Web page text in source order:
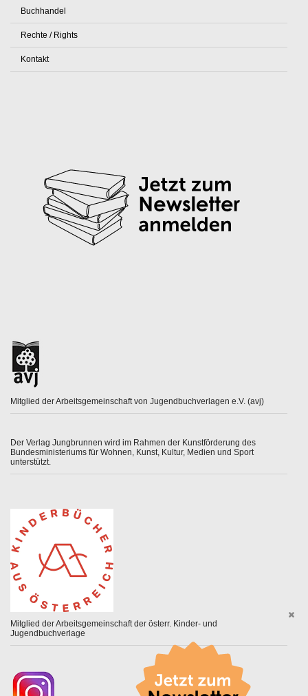
Buchhandel
Rechte / Rights
Kontakt
Mitglied der Arbeitsgemeinschaft von Jugendbuchverlagen e.V. (avj)
Der Verlag Jungbrunnen wird im Rahmen der Kunstförderung des
Bundesministeriums für Wohnen, Kunst, Kultur, Medien und Sport
unterstützt.
Mitglied der Arbeitsgemeinschaft der österr. Kinder- und
Jugendbuchverlage